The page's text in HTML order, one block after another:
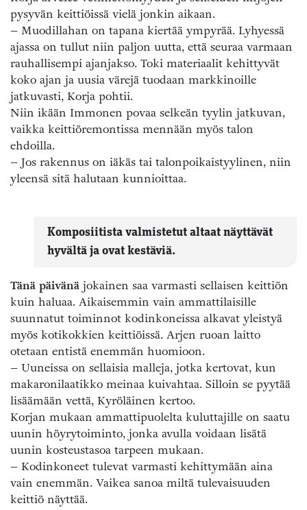
pysyvän keittiöissä vielä jonkin aikaan.
– Muodillahan on tapana kiertää ympyrää. Lyhyessä
ajassa on tullut niin paljon uutta, että seuraa varmaan
rauhallisempi ajanjakso. Toki materiaalit kehittyvät
koko ajan ja uusia värejä tuodaan markkinoille
jatkuvasti, Korja pohtii.
Niin ikään Immonen povaa selkeän tyylin jatkuvan,
vaikka keittiöremontissa mennään myös talon
ehdoilla.
– Jos rakennus on iäkäs tai talonpoikaistyylinen, niin
yleensä sitä halutaan kunnioittaa.
Komposiitista valmistetut altaat näyttävät
hyvältä ja ovat kestäviä.
Tänä päivänä jokainen saa varmasti sellaisen keittiön
kuin haluaa. Aikaisemmin vain ammattilaisille
suunnatut toiminnot kodinkoneissa alkavat yleistyä
myös kotikokkien keittiöissä. Arjen ruoan laitto
otetaan entistä enemmän huomioon.
– Uuneissa on sellaisia malleja, jotka kertovat, kun
makaronilaatikko meinaa kuivahtaa. Silloin se pyytää
lisäämään vettä, Kyröläinen kertoo.
Korjan mukaan ammattipuolelta kuluttajille on saatu
uunin höyrytoiminto, jonka avulla voidaan lisätä
uunin kosteustasoa tarpeen mukaan.
– Kodinkoneet tulevat varmasti kehittymään aina
vain enemmän. Vaikea sanoa miltä tulevaisuuden
keittiö näyttää.